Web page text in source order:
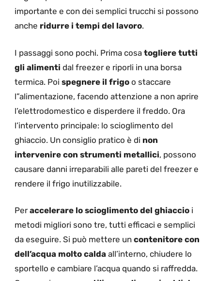
importante e con dei semplici trucchi si possono
anche ridurre i tempi del lavoro.
I passaggi sono pochi. Prima cosa togliere tutti
gli alimenti dal freezer e riporli in una borsa
termica. Poi spegnere il frigo o staccare
l”alimentazione, facendo attenzione a non aprire
l’elettrodomestico e disperdere il freddo. Ora
l’intervento principale: lo scioglimento del
ghiaccio. Un consiglio pratico è di non
intervenire con strumenti metallici, possono
causare danni irreparabili alle pareti del freezer e
rendere il frigo inutilizzabile.
Peraccelerare lo scioglimento del ghiaccio i
metodi migliori sono tre, tutti efficaci e semplici
da eseguire. Si può mettere un contenitore con
dell’acqua molto calda all’interno, chiudere lo
sportello e cambiare l’acqua quando si raffredda.